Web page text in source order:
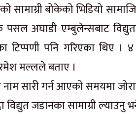
सामाग्री बोकेको भिडियो
पसल अघाडी एम्बुलेन्सबाट
टिप्पणी पनि गरिएका थिए ।
मल्लले बताए ।
सारी गर्न आएको समयमा
जडानका सामाग्री